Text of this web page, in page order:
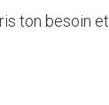
ton besoin et